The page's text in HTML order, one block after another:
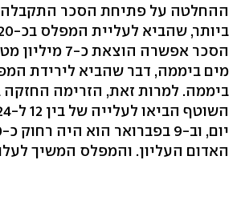
ההחלטה על פתיחת הסכר התקבלה
הסכר אפשרה
ביממה. למרות זאת, הזרימה החזקה
האדום העליון. והמפלס המשיך